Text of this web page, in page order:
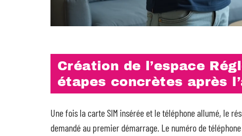
Création de l’espace
étapes concrètes après
Une fois la carte SIM insérée et le téléphone allumé, le
demandé au premier démarrage. Le numéro de